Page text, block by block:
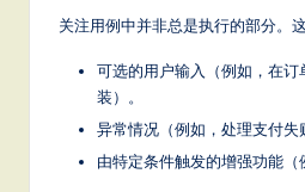
ig关注用例中并非总是执行的部分。
可选的用户输入（例如，在
装）。
异常情况（例如，处理支付失
由特定条件触发的增强功能（